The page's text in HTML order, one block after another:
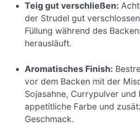
Teig gut verschließen:
der Strudel gut
Füllung während des
herausläuft.
Aromatisches Finish:
vor dem Backen mit der
Sojasahne, Currypulver und
appetitliche Farbe und
Geschmack.